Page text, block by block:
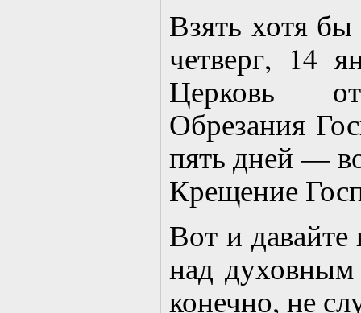
Взять хотя
четверг, 14
Церковь
Обрезания
пять дней —
Крещение
Вот и
над духовным
конечно, не